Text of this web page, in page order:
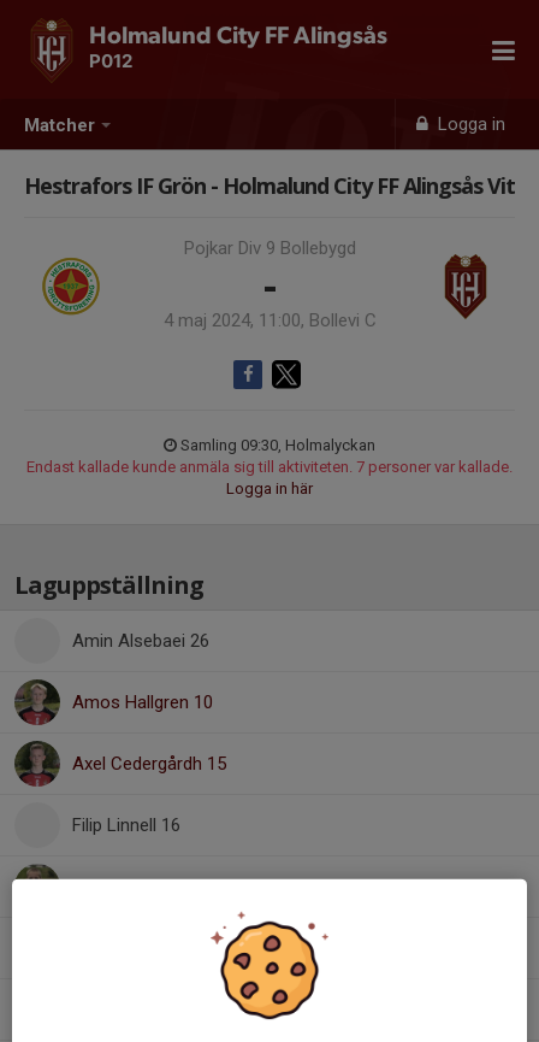
Matcher Logga in
Holmalund City FF Alingsås
P012
Hestrafors IF Grön - Holmalund City FF Alingsås Vit
Pojkar Div 9 Bollebygd
-
4 maj 2024, 11:00, Bollevi C
Samling 09:30, Holmalyckan
Endast kallade kunde anmäla sig till aktiviteten. 7 personer var kallade.
Logga in här
Laguppställning
Amin Alsebaei 26
Amos Hallgren 10
Axel Cedergårdh 15
Filip Linnell 16
Gustav Larsson 9
Ivar Gabrielsson 20
Mohammad Matar 10